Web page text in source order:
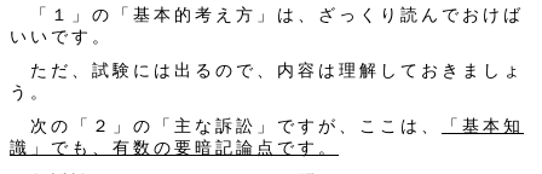
「１」の「基本的考え方」は、ざっくり読んでおけば
いいです。
ただ、試験には出るので、内容は理解しておきましょ
う。
次の「２」の「主な訴訟」ですが、ここは、
「基本知
識」でも、有数の要暗記論点です。